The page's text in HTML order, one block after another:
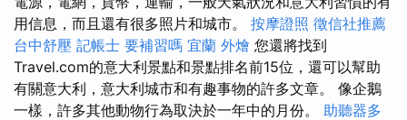
用信息，而且還有很多照片和城市。 按摩證照 徵信社推薦
台中舒壓 記帳士 要補習嗎 宜蘭 外燴 您還將找到
Travel.com的意大利景點和景點排名前15位，還可以幫助
有關意大利，意大利城市和有趣事物的許多文章。 像企鵝
一樣，許多其他動物行為取決於一年中的月份。 助聽器多